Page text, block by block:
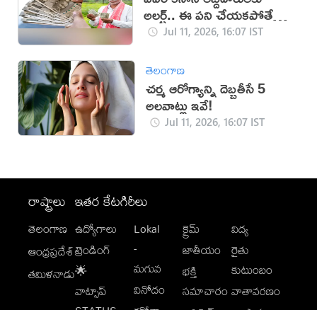
అలర్ట్.. ఈ పని చేయకపోతే
డబ్బులు కట్!
Jul 11, 2026, 16:07 IST
తెలంగాణ
చర్మ ఆరోగ్యాన్ని దెబ్బతీసే 5
అలవాట్లు ఇవే!
Jul 11, 2026, 16:07 IST
రాష్ట్రాలు
తెలంగాణ
ఆంధ్రప్రదేశ్
తమిళనాడు
ఇతర కేటగిరీలు
ఉద్యోగాలు
ట్రెండింగ్
🌟
వాట్సాప్
Lokal
-
మగువ
వినోదం
క్రైమ్
జాతీయం
భక్తి
సమాచారం
విద్య
రైతు
కుటుంబం
వాతావరణం